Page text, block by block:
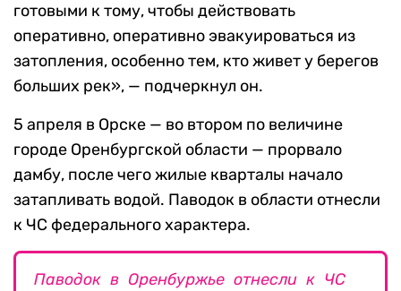
готовыми к тому, чтобы действовать
оперативно, оперативно эвакуироваться из
затопления, особенно тем, кто живет у берегов
больших рек», — подчеркнул он.
5 апреля в Орске — во втором по величине
городе Оренбургской области — прорвало
дамбу, после чего жилые кварталы начало
затапливать водой. Паводок в области отнесли
к ЧС федерального характера.
Паводок в Оренбуржье отнесли к ЧС